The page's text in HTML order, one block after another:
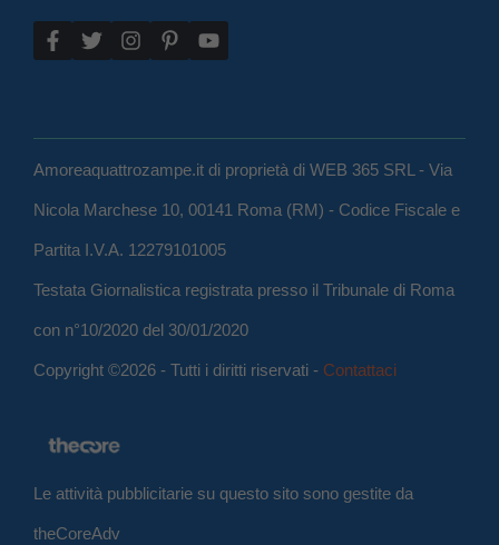
Amoreaquattrozampe.it di proprietà di WEB 365 SRL - Via
Nicola Marchese 10, 00141 Roma (RM) - Codice Fiscale e
Partita I.V.A. 12279101005
Testata Giornalistica registrata presso il Tribunale di Roma
con n°10/2020 del 30/01/2020
Copyright ©2026 - Tutti i diritti riservati - Contattaci
Le attività pubblicitarie su questo sito sono gestite da
theCoreAdv